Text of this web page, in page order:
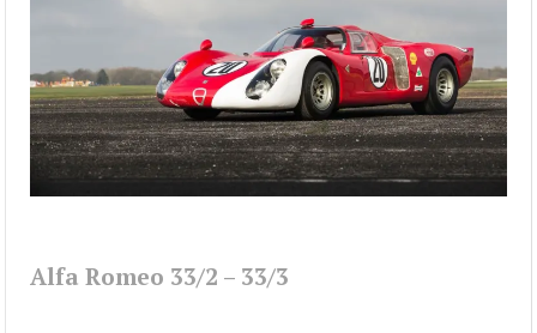
Alfa Romeo 33/2 – 33/3